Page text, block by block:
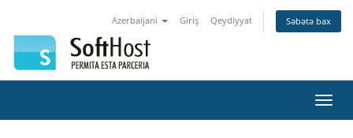
Azerbaijani Giriş Qeydiyyat Səbətə bax
keçid